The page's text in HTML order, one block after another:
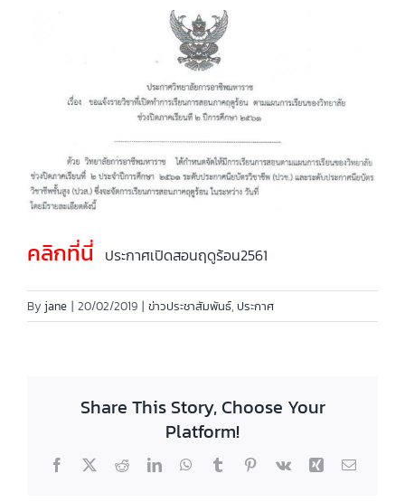
คลิกที่นี่ ประกาศเปิดสอนฤดูร้อน2561
By jane | 20/02/2019 | ข่าวประชาสัมพันธ์, ประกาศ
Share This Story, Choose Your
Platform!
Facebook
X RedditLinkedInWhatsApp
TumblrPinterest
Vk Xing Email